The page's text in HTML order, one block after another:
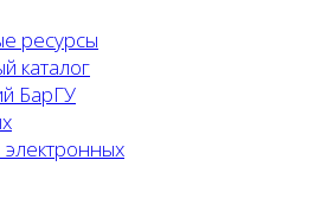
ресурсы
каталог
БарГУ